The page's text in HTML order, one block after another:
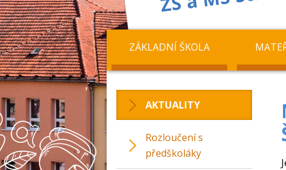
ZÁKLADNÍ ŠKOLA
AKTUALITY
Rozloučení s
předškoláky